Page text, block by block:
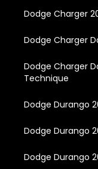
Dodge Charger
Dodge Charger
Dodge Charger
Technique
Dodge Durango
Dodge Durango
Dodge Durango